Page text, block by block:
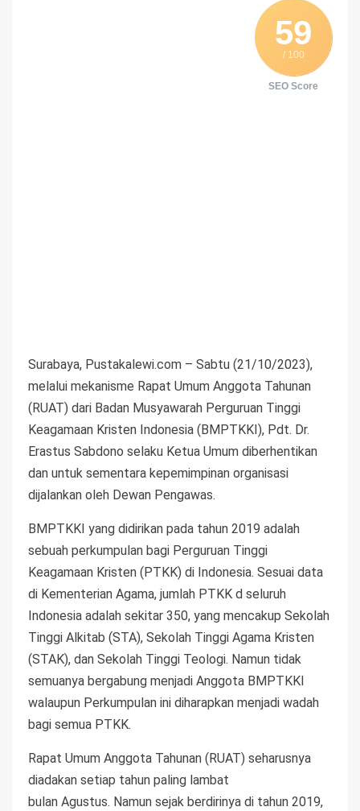
59
/ 100
SEO Score
Surabaya, Pustakalewi.com – Sabtu (21/10/2023),
melalui mekanisme Rapat Umum Anggota Tahunan
(RUAT) dari Badan Musyawarah Perguruan Tinggi
Keagamaan Kristen Indonesia (BMPTKKI), Pdt. Dr.
Erastus Sabdono selaku Ketua Umum diberhentikan
dan untuk sementara kepemimpinan organisasi
dijalankan oleh Dewan Pengawas.
BMPTKKI yang didirikan pada tahun 2019 adalah
sebuah perkumpulan bagi Perguruan Tinggi
Keagamaan Kristen (PTKK) di Indonesia. Sesuai data
di Kementerian Agama, jumlah PTKK d seluruh
Indonesia adalah sekitar 350, yang mencakup Sekolah
Tinggi Alkitab (STA), Sekolah Tinggi Agama Kristen
(STAK), dan Sekolah Tinggi Teologi. Namun tidak
semuanya bergabung menjadi Anggota BMPTKKI
walaupun Perkumpulan ini diharapkan menjadi wadah
bagi semua PTKK.
Rapat Umum Anggota Tahunan (RUAT) seharusnya
diadakan setiap tahun paling lambat
bulan Agustus. Namun sejak berdirinya di tahun 2019,